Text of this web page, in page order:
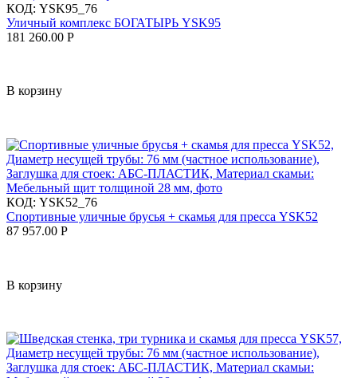
КОД: YSK95_76
Уличный комплекс БОГАТЫРЬ YSK95
181 260.00 Р
В корзину
КОД: YSK52_76
Спортивные уличные брусья + скамья для пресса YSK52
87 957.00 Р
В корзину